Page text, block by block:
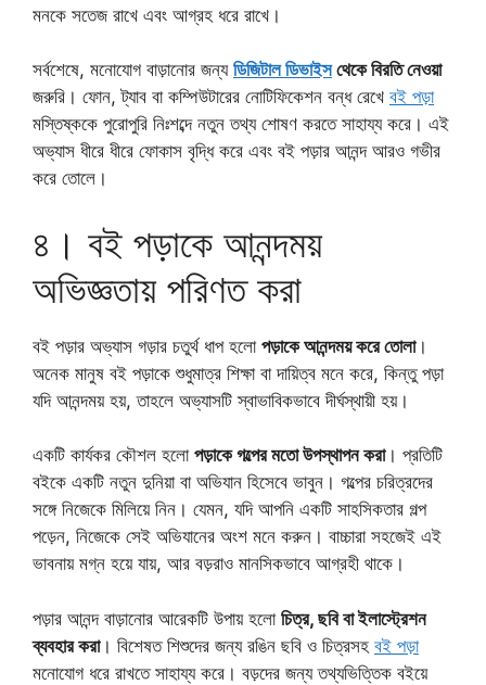
মনকে সতেজ রাখে এবং আগ্রহ ধরে রাখে।
সর্বশেষে, মনোযোগ বাড়ানোর জন্য ডিজিটাল ডিভাইসথেকে বিরতি নেওয়া
জরুরি। ফোন, ট্যাব বা কম্পিউটারের নোটিফিকেশন বন্ধ রেখে বই পড়া
মস্তিষ্ককে পুরোপুরি নিঃশব্দে নতুন তথ্য শোষণ করতে সাহায্য করে। এই
অভ্যাস ধীরে ধীরে ফোকাস বৃদ্ধি করে এবং বই পড়ার আনন্দ আরও গভীর
করে তোলে।
৪। বই পড়াকে আনন্দময়
অভিজ্ঞতায় পরিণত করা
বই পড়ার অভ্যাস গড়ার চতুর্থ ধাপ হলো পড়াকে আনন্দময় করে তোলা।
অনেক মানুষ বই পড়াকে শুধুমাত্র শিক্ষা বা দায়িত্ব মনে করে, কিন্তু পড়া
যদি আনন্দময় হয়, তাহলে অভ্যাসটি স্বাভাবিকভাবে দীর্ঘস্থায়ী হয়।
একটি কার্যকর কৌশল হলো পড়াকে গল্পের মতো উপস্থাপন করা। প্রতিটি
বইকে একটি নতুন দুনিয়া বা অভিযান হিসেবে ভাবুন। গল্পের চরিত্রদের
সঙ্গে নিজেকে মিলিয়ে নিন। যেমন, যদি আপনি একটি সাহসিকতার গল্প
পড়েন, নিজেকে সেই অভিযানের অংশ মনে করুন। বাচ্চারা সহজেই এই
ভাবনায় মগ্ন হয়ে যায়, আর বড়রাও মানসিকভাবে আগ্রহী থাকে।
পড়ার আনন্দ বাড়ানোর আরেকটি উপায় হলো চিত্র, ছবি বা ইলাস্ট্রেশন
ব্যবহার করা। বিশেষত শিশুদের জন্য রঙিন ছবি ও চিত্রসহ বই পড়া
মনোযোগ ধরে রাখতে সাহায্য করে। বড়দের জন্য তথ্যভিত্তিক বইয়ে